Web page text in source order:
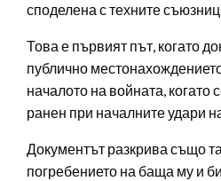
споделена с техните
Това е първият път, когато
публично
началото на войната, когато
ранен при началните удари
Документът разкрива също
погребението на баща му и